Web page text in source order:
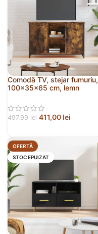
Comodă TV, stejar fumuriu,
100x35x65 cm, lemn
497,99lei 411,00 lei
OFERTĂ
STOC EPUIZAT